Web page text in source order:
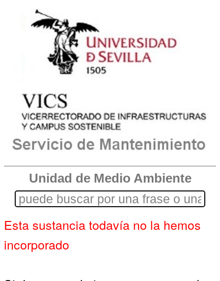
Unidad de Medio Ambiente
Esta sustancia todavía no la hemos
incorporado